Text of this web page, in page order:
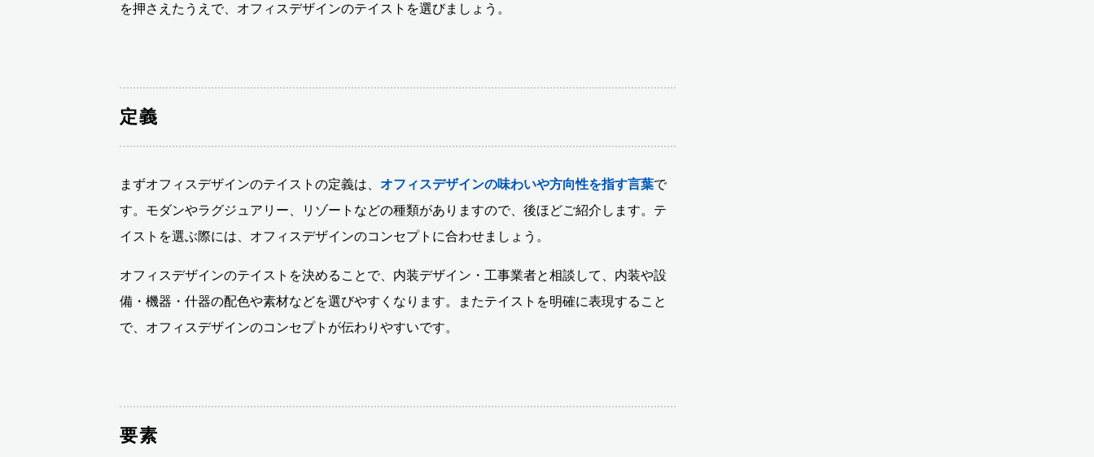
を押さえたうえで、オフィスデザインのテイストを選びましょう。
定義
まずオフィスデザインのテイストの定義は、 オフィスデザインの味わいや方向性を指す言葉で
す。モダンやラグジュアリー、リゾートなどの種類がありますので、後ほどご紹介します。テ
イストを選ぶ際には、オフィスデザインのコンセプトに合わせましょう。
オフィスデザインのテイストを決めることで、内装デザイン・工事業者と相談して、内装や設
備・機器・什器の配色や素材などを選びやすくなります。またテイストを明確に表現すること
で、オフィスデザインのコンセプトが伝わりやすいです。
要素